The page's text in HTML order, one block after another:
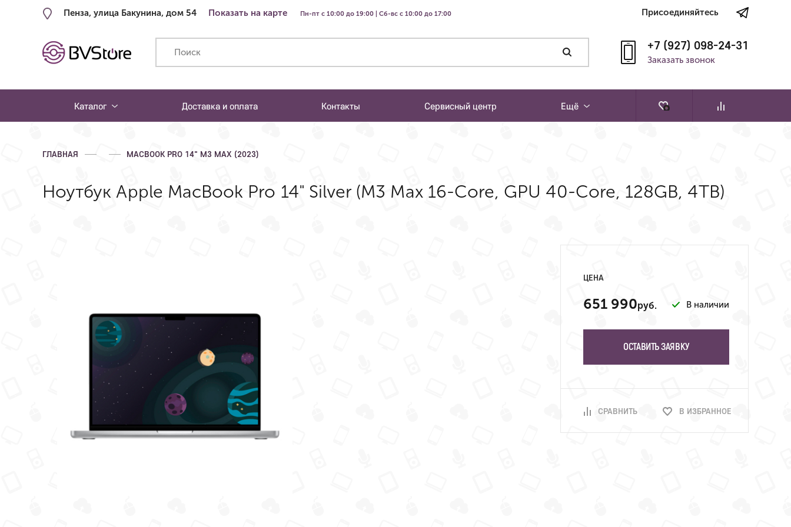
Пенза, улица Бакунина, дом 54 Показать на карте Пн-пт с 10:00 до 19:00 | Сб-вс с 10:00 до 17:00 Присоединяйтесь
+7 (927) 098-24-31
Заказать звонок
Каталог Доставка и оплата Контакты Сервисный центр Ещё
ГЛАВНАЯ MACBOOK PRO 14" M3 MAX (2023)
Ноутбук Apple MacBook Pro 14" Silver (M3 Max 16-Core, GPU 40-Core, 128GB, 4TB)
ЦЕНА
651 990руб. В наличии
ОСТАВИТЬ ЗАЯВКУ
СРАВНИТЬ В ИЗБРАННОЕ